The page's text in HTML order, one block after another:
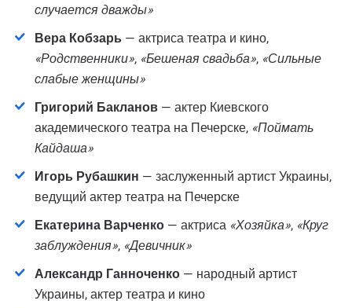
случается дважды»
Вера Кобзарь — актриса театра и кино,
«Родственники», «Бешеная свадьба», «Сильные
слабые женщины»
Григорий Бакланов — актер Киевского
академического театра на Печерске, «Поймать
Кайдаша»
Игорь Рубашкин — заслуженный артист Украины,
ведущий актер театра на Печерске
Екатерина Варченко — актриса «Хозяйка», «Круг
заблуждения», «Девичник»
Александр Ганноченко — народный артист
Украины, актер театра и кино